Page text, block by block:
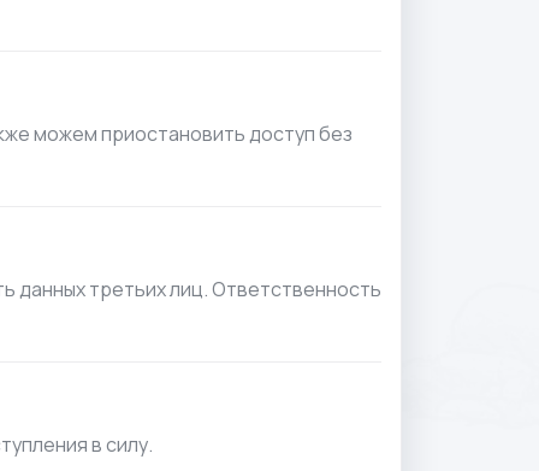
можем приостановить доступ без
данных третьих лиц. Ответственность
в силу.